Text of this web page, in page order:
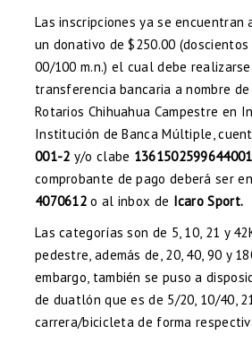
Las inscripciones ya se encuentran
un donativo de $250.00
00/100 m.n.) el cual debe
transferencia bancaria a nombre de
Rotarios Chihuahua Campestre en
Institución de Banca Múltiple,
001-2 y/o clabe
comprobante de pago deberá ser
4070612 o al inbox de Icaro Sport.
Las categorías son de 5, 10, 21 y
pedestre, además de, 20, 40, 90 y
embargo, también se puso a
de duatlón que es de 5/20, 10/40,
carrera/bicicleta de forma